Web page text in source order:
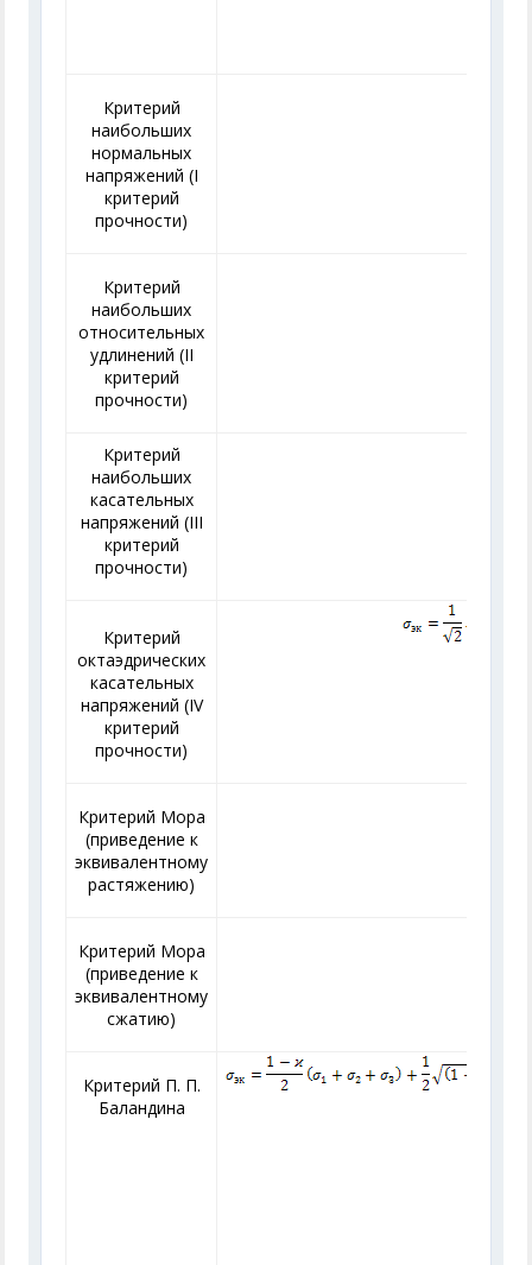
Критерий
наибольших
нормальных
напряжений (I
критерий
прочности)
Критерий
наибольших
относительных
удлинений (II
критерий
прочности)
Критерий
наибольших
касательных
напряжений (III
критерий
прочности)
Критерий
октаэдрических
касательных
напряжений (IV
критерий
прочности)
Критерий Мора
(приведение к
эквивалентному
растяжению)
Критерий Мора
(приведение к
эквивалентному
сжатию)
Критерий П. П.
Баландина